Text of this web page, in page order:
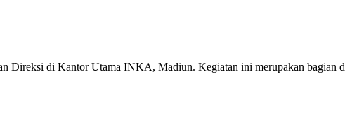
Direksi di Kantor Utama INKA, Madiun. Kegiatan ini merupakan bagian d